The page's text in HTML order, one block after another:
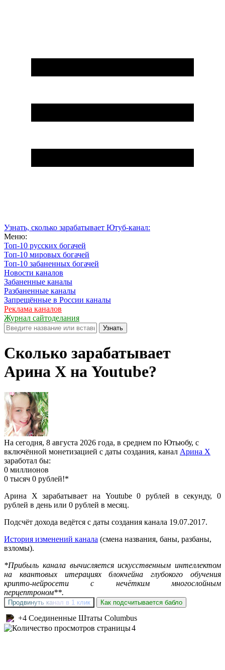
Узнать, сколько зарабатывает Ютуб-канал:
Меню:
Топ-10 русских богачей
Топ-10 мировых богачей
Топ-10 забаненных богачей
Новости каналов
Забаненные каналы
Разбаненные каналы
Запрещённые в России каналы
Реклама каналов
Журнал сайтоделания
Узнать
Сколько зарабатывает
Арина X на Youtube?
На сегодня, 8 августа 2026 года, в среднем по Ютьюбу, с
включённой монетизацией с даты создания, канал Арина X
заработал бы:
0 миллионов
0 тысяч 0 рублей!*
Арина X зарабатывает на Youtube 0 рублей в секунду, 0
рублей в день или 0 рублей в месяц.
Подсчёт дохода ведётся с даты создания канала 19.07.2017.
История изменений канала (смена названия, баны, разбаны,
взломы).
*Прибыль канала вычисляется искусственным интеллектом
на квантовых итерациях блокчейна глубокого обучения
крипто-нейросети с нечётким многослойным
перцептроном**.
Продвинуть канал в 1 клик Как подсчитывается бабло
+4 Соединенные Штаты Columbus
4